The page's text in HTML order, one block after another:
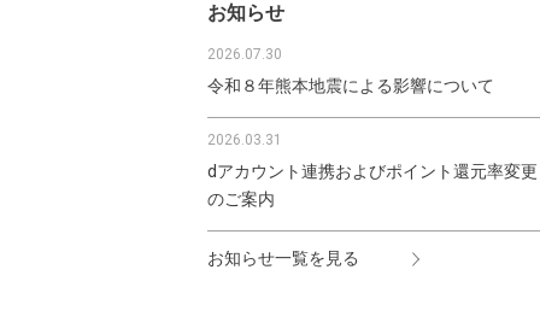
お知らせ
2026.07.30
令和８年熊本地震による影響について
2026.03.31
dアカウント連携およびポイント還元率変更
のご案内
お知らせ一覧を見る